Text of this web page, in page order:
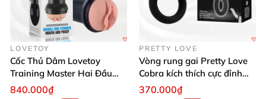
LOVETOY
Cốc Thủ Dâm Lovetoy
Training Master Hai Đầu
Siêu Thật, Tăng Khoái Cảm
840.000₫
PRETTY LOVE
Vòng rung gai Pretty Love
Cobra kích thích cực đỉnh
trải nghiệm
370.000₫